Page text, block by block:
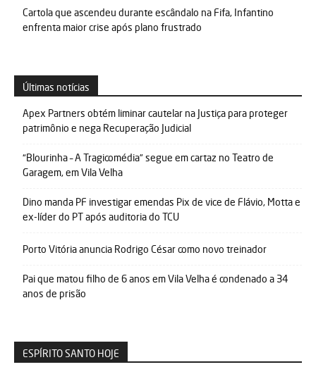
Cartola que ascendeu durante escândalo na Fifa, Infantino
enfrenta maior crise após plano frustrado
Últimas notícias
Apex Partners obtém liminar cautelar na Justiça para proteger
patrimônio e nega Recuperação Judicial
“Blourinha – A Tragicomédia” segue em cartaz no Teatro de
Garagem, em Vila Velha
Dino manda PF investigar emendas Pix de vice de Flávio, Motta e
ex-líder do PT após auditoria do TCU
Porto Vitória anuncia Rodrigo César como novo treinador
Pai que matou filho de 6 anos em Vila Velha é condenado a 34
anos de prisão
ESPÍRITO SANTO HOJE